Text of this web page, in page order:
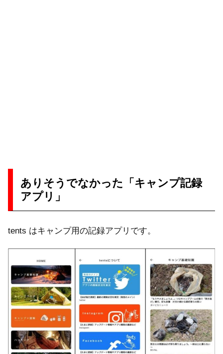
ありそうでなかった「キャンプ記録
アプリ」
tents はキャンプ用の記録アプリです。